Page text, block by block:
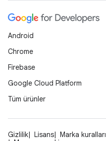
Android
Chrome
Firebase
Google Cloud Platform
Tüm ürünler
Gizlilik Lisans Marka kuralları